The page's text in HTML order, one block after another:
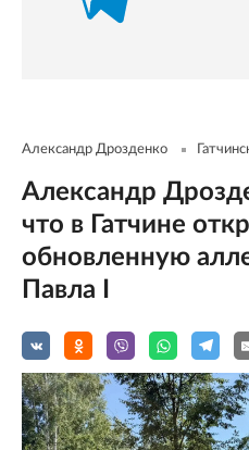
Александр Дрозденко
Александр
что в Гатчине
обновленную
Павла I